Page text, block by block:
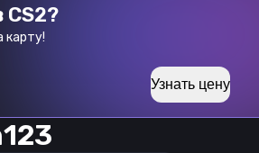
CS2?
карту!
Узнать цену